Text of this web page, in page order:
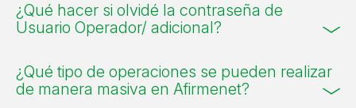
¿Qué hacer si olvidé la contraseña de
Usuario Operador/ adicional?
¿Qué tipo de operaciones se pueden realizar
de manera masiva en Afirmenet?